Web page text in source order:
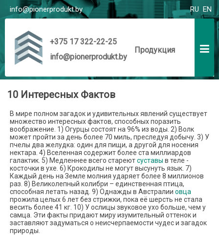
info@pionerprodukt.by RU EN
+375 17 322-22-25
info@pionerprodukt.by
Продукция
10 Интересных Фактов
В мире полном загадок и удивительных явлений существует
множество интересных фактов, способных поразить
воображение. 1) Огурцы состоят на 96% из воды. 2) Волк
может пройти за день более 70 миль, преследуя добычу. 3) У
пчелы два желудка: один для пищи, а другой для носения
нектара. 4) Вселенная содержит более ста миллиардов
галактик. 5) Медленнее всего стареютсуставы в теле -
косточки в ухе. 6) Крокодилы не могут высунуть язык. 7)
Каждый день на Земле молния ударяет более 8 миллионов
раз. 8) Великолепный колибри – единственная птица,
способная летать назад. 9) Однажды в Австралии овца
прожила целых 6 лет без стрижки, пока её шерсть не стала
весить более 41 кг. 10) У ослицы звуковое ухо больше, чем у
самца. Эти факты придают миру изумительный оттенок и
заставляют задуматься о неисчерпаемости чудес и загадок
природы.